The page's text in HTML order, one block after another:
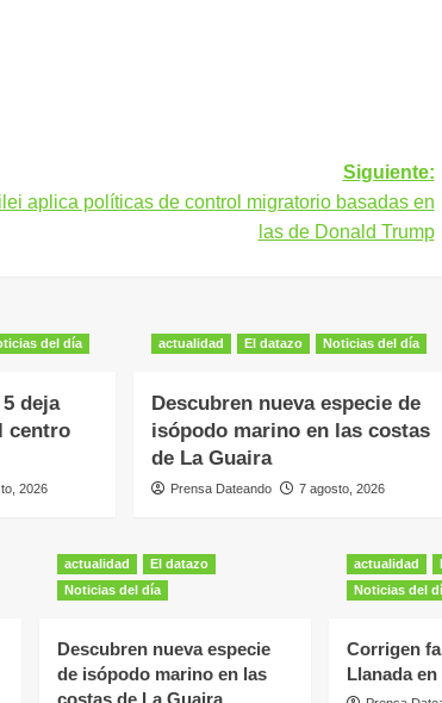
Siguiente:
aplica políticas de control migratorio basadas en
las de Donald Trump
del día
deja
centro
2026
actualidad El datazo Noticias del día
Descubren nueva especie de
isópodo marino en las costas
de La Guaira
Prensa Dateando 7 agosto, 2026
actualidad
El datazo
Noticias del día
Descubren nueva especie
de isópodo marino en las
costas de La Guaira
actualidad
Noticias del
Corrigen
Llanada